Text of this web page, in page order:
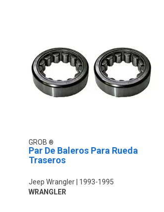
GROB
Par De Baleros Para Rueda
Traseros
Jeep Wrangler
1993-1995
WRANGLER